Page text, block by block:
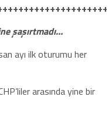
şaşırtmadı…
ayı ilk oturumu her
arasında yine bir